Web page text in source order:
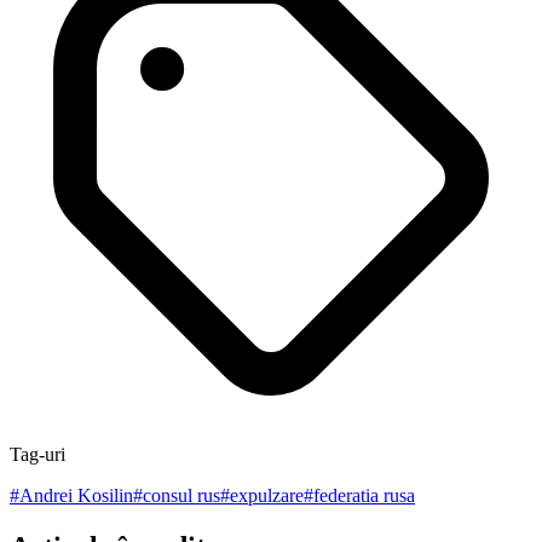
Tag-uri
#Andrei Kosilin#consul rus#expulzare#federatia rusa